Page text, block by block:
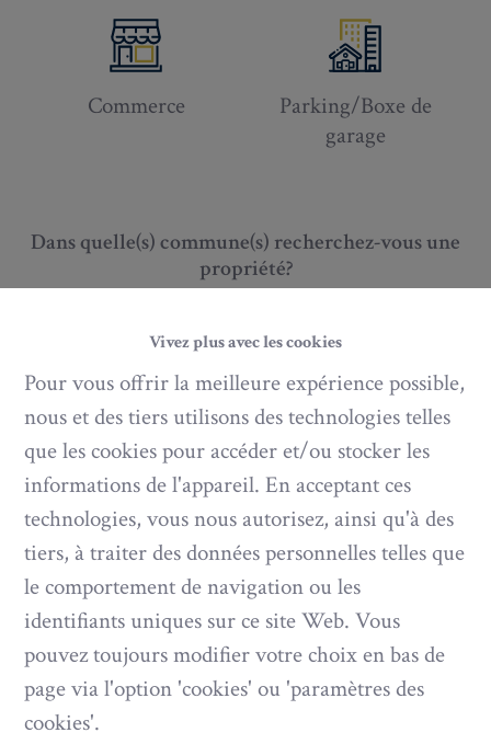
Vivez plus avec les cookies
Pour vous offrir la meilleure expérience possible,
nous et des tiers utilisons des technologies telles
que les cookies pour accéder et/ou stocker les
informations de l'appareil. En acceptant ces
technologies, vous nous autorisez, ainsi qu'à des
tiers, à traiter des données personnelles telles que
le comportement de navigation ou les
identifiants uniques sur ce site Web. Vous
pouvez toujours modifier votre choix en bas de
page via l'option 'cookies' ou 'paramètres des
cookies'.
Commerce
Parking/Boxe de
garage
Dans quelle(s) commune(s) recherchez-vous une
propriété?
Critères
Vos coordonnées